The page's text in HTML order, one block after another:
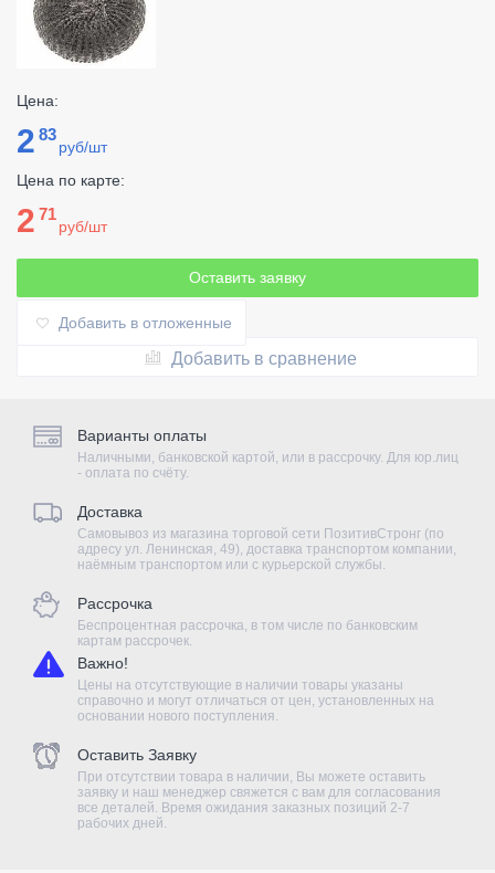
Цена:
2 83
руб/шт
Цена по карте:
2 71
руб/шт
Оставить заявку
Добавить в отложенные
Добавить в сравнение
Варианты оплаты
Наличными, банковской картой, или в рассрочку. Для юр.лиц
- оплата по счёту.
Доставка
Самовывоз из магазина торговой сети ПозитивСтронг (по
адресу ул. Ленинская, 49), доставка транспортом компании,
наёмным транспортом или с курьерской службы.
Рассрочка
Беспроцентная рассрочка, в том числе по банковским
картам рассрочек.
Важно!
Цены на отсутствующие в наличии товары указаны
справочно и могут отличаться от цен, установленных на
основании нового поступления.
Оставить Заявку
При отсутствии товара в наличии, Вы можете оставить
заявку и наш менеджер свяжется с вам для согласования
все деталей. Время ожидания заказных позиций 2-7
рабочих дней.